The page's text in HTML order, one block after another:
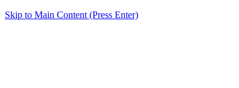
Skip to Main Content (Press Enter)